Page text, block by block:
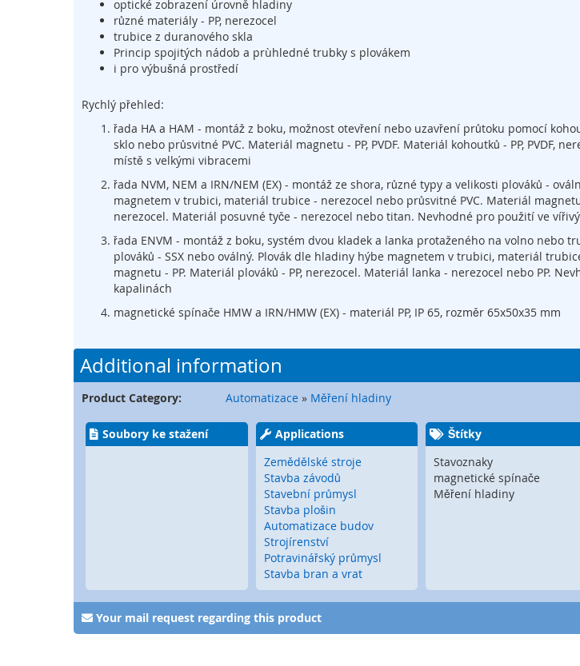
Mobilní
dotyková
ovládací
zařízení
a
senzory
Měření
otáček
Měření
hladiny
průtoku
Zobrazovací
systémy
a
I/O
systémy
světla
brány
Bezdrátový
optické zobrazení úrovně hladiny
různé materiály - PP, nerezocel
trubice z duranového skla
Princip spojitých nádob a prùhledné trubky s plovákem
i pro výbušná prostředí
Rychlý přehled:
řada HA a HAM - montáž z boku, možnost otevření nebo uzavření průtoku pomocí
sklo nebo průsvitné PVC. Materiál magnetu - PP, PVDF. Materiál kohoutků - PP, PVDF,
místě s velkými vibracemi
řada NVM, NEM a IRN/NEM (EX) - montáž ze shora, různé typy a velikosti plováků -
magnetem v trubici, materiál trubice - nerezocel nebo průsvitné PVC. Materiál magnetu
nerezocel. Materiál posuvné tyče - nerezocel nebo titan. Nevhodné pro použití ve
řada ENVM - montáž z boku, systém dvou kladek a lanka protaženého na volno nebo
plováků - SSX nebo oválný. Plovák dle hladiny hýbe magnetem v trubici, materiál
magnetu - PP. Materiál plováků - PP, nerezocel. Materiál lanka - nerezocel nebo PP.
kapalinách
magnetické spínače HMW a IRN/HMW (EX) - materiál PP, IP 65, rozměr 65x50x35 mm
Additional information
Product Category: Automatizace » Měření hladiny
Soubory ke stažení
Applications
Zemědělské stroje
Stavba závodů
Stavební průmysl
Stavba plošin
Automatizace budov
Strojírenství
Potravinářský průmysl
Stavba bran a vrat
Štítky
Stavoznaky
magnetické spínače
Měření hladiny
Your mail request regarding this product